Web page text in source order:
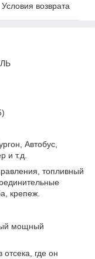
Условия возврата
Автобус,
и т.д.
топливный
крепеж.
мощный
отсека, где он